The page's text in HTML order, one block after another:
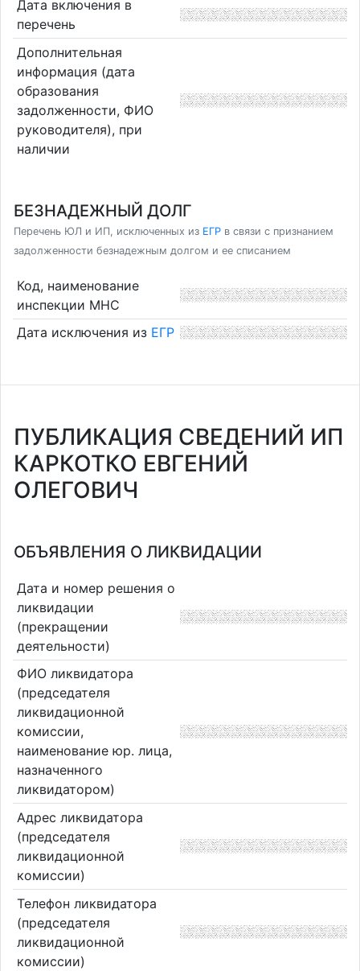
Дата включения в
перечень
Дополнительная
информация (дата
образования
задолженности, ФИО
руководителя), при
наличии
БЕЗНАДЕЖНЫЙ ДОЛГ
Перечень ЮЛ и ИП, исключенных из ЕГР в связи с признанием
задолженности безнадежным долгом и ее списанием
Код, наименование
инспекции МНС
Дата исключения из ЕГР
ПУБЛИКАЦИЯ СВЕДЕНИЙ ИП
КАРКОТКО ЕВГЕНИЙ
ОЛЕГОВИЧ
ОБЪЯВЛЕНИЯ О ЛИКВИДАЦИИ
Дата и номер решения о
ликвидации
(прекращении
деятельности)
ФИО ликвидатора
(председателя
ликвидационной
комиссии,
наименование юр. лица,
назначенного
ликвидатором)
Адрес ликвидатора
(председателя
ликвидационной
комиссии)
Телефон ликвидатора
(председателя
ликвидационной
комиссии)